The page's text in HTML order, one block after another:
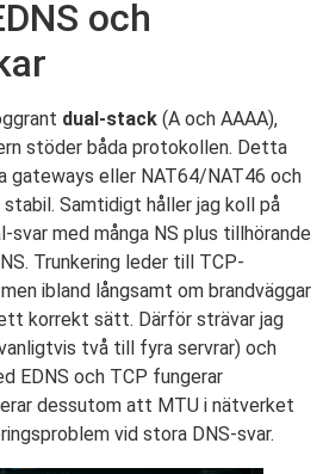
och
dual-stack (A och AAAA),
stöder båda protokollen. Detta
gateways eller NAT64/NAT46 och
Samtidigt håller jag koll på
med många NS plus tillhörande
Trunkering leder till TCP-
ibland långsamt om brandväggar
korrekt sätt. Därför strävar jag
två till fyra servrar) och
EDNS och TCP fungerar
dessutom att MTU i nätverket
vid stora DNS-svar.